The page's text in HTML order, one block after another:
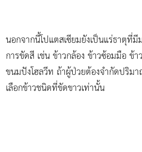
นอกจากนี้โปแตสเซียมยังเป็นแร่ธาตุที่
การขัดสี เช่น ข้าวกล้อง ข้าวซ้อมมือ ข้
ขนมปังโฮลวีท ถ้าผู้ป่วยต้องจำกัดปริม
เลือกข้าวชนิดที่ขัดขาวเท่านั้น